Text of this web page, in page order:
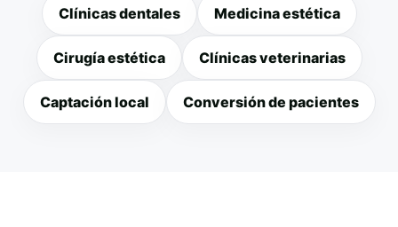
Clínicas dentales Medicina estética
Cirugía estética Clínicas veterinarias
Captación local Conversión de pacientes